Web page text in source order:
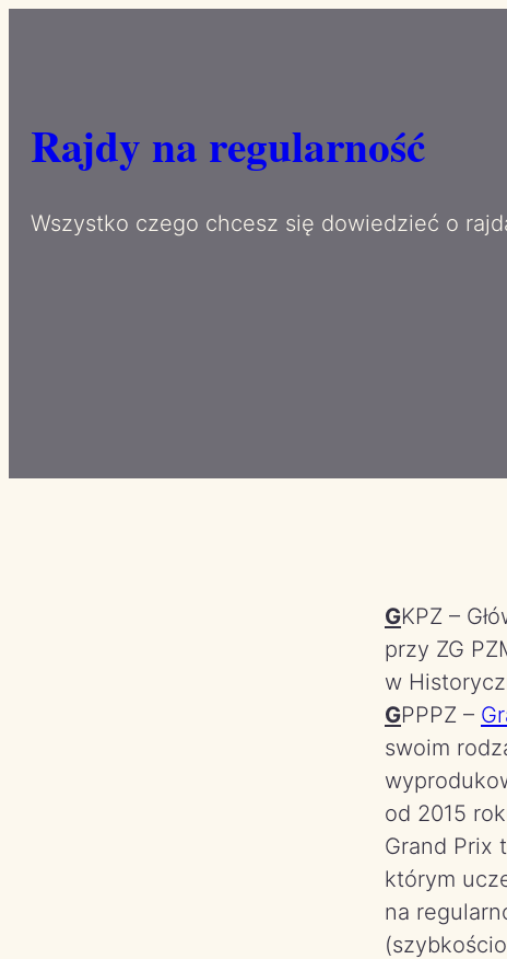
Rajdy na regularność
Wszystko czego chcesz się dowiedzieć o
GKPZ –
przy ZG
w
GPPPZ –
swoim
od 2015
Grand Prix
którym
na